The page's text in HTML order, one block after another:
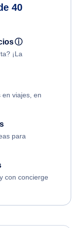
40
ⓘ
¡La
en viajes, en
para
con concierge